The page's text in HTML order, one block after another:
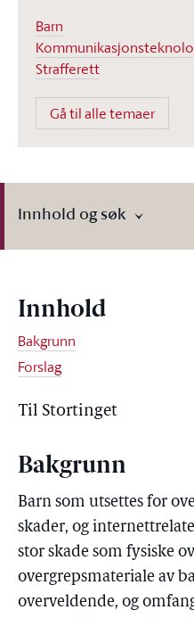
Barn
Strafferett
Gå til alle temaer
Innhold og søk
Innhold
Bakgrunn
Forslag
Til Stortinget
Bakgrunn
Barn som utsettes for
skader, og
stor skade som fysiske
overgrepsmateriale av
overveldende, og